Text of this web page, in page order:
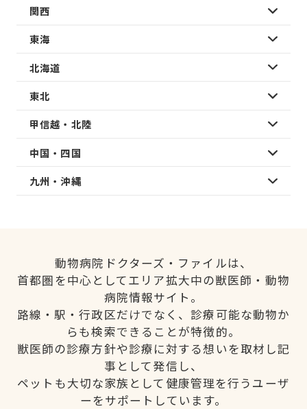
関西
東海
北海道
東北
甲信越・北陸
中国・四国
九州・沖縄
動物病院ドクターズ・ファイルは、
首都圏を中心としてエリア拡大中の獣医師・動物
病院情報サイト。
路線・駅・行政区だけでなく、診療可能な動物か
らも検索できることが特徴的。
獣医師の診療方針や診療に対する想いを取材し記
事として発信し、
ペットも大切な家族として健康管理を行うユーザ
ーをサポートしています。